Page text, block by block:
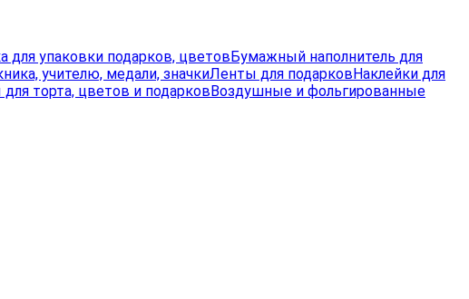
для упаковки подарков, цветовБумажный наполнитель для
учителю, медали, значкиЛенты для подарковНаклейки для
торта, цветов и подарковВоздушные и фольгированные